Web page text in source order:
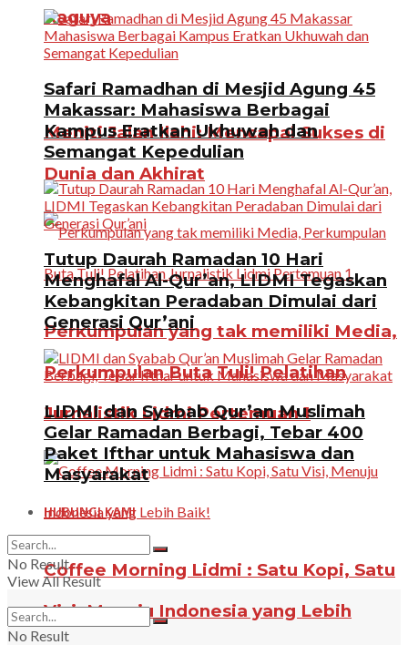
Kaguya
Meniti Jalan Ilahi: Mencapai Sukses di
Dunia dan Akhirat
Perkumpulan yang tak memiliki Media,
Perkumpulan Buta Tuli! Pelatihan
Jurnalistik Lidmi Pertemuan 1
Coffee Morning Lidmi : Satu Kopi, Satu
Visi, Menuju Indonesia yang Lebih
Safari Ramadhan di Mesjid Agung 45
Makassar: Mahasiswa Berbagai
Kampus Eratkan Ukhuwah dan
Semangat Kepedulian
Tutup Daurah Ramadan 10 Hari
Menghafal Al-Qur’an, LIDMI Tegaskan
Kebangkitan Peradaban Dimulai dari
Generasi Qur’ani
LIDMI dan Syabab Qur’an Muslimah
Gelar Ramadan Berbagi, Tebar 400
Paket Ifthar untuk Mahasiswa dan
Masyarakat
HUBUNGI KAMI
No Result
View All Result
No Result